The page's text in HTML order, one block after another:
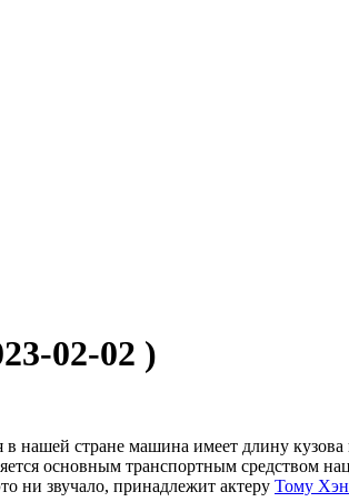
02-02 )
нашей стране машина имеет длину
основным транспортным средством
ни звучало, принадлежит актеру Тому